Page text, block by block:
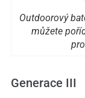
Outdoorový
můžete
Generace III